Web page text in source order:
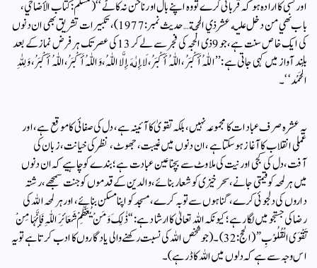
اور کسی کا ارادہ ہو کہ قربانی کرے تو وہ اپنے بال اور ناخن نہ کاٹے‘‘ (مسلم:كتاب الأضاحي،
باب نهي من دخل عليه عشر ذي الحجة…حدیث نمبر: 1977)،تکبیرات تشریق بھی ان دنوں
کی ایک خاص سنت ہے، جو 9 ذی الحجہ کی فجر سے لے کر 13 کی عصر تک ہر فرض نماز کے بعد
بلند آواز میں کہی جاتی ہے: ’’اللّٰہُ أَكْبَرُ، اللّٰہُ أَكْبَرُ، لَا إِلٰهَ إِلَّا اللّٰہُ، وَاللّٰہُ أَكْبَرُ، اللّٰہُ أَكْبَرُ، وَلِلّٰہِ
الْحَمْد‘‘۔
یہ عشرہ صرف عبادات کا مجموعہ نہیں، بلکہ تقویٰ کا آئینہ ہے، دل کی صفائی کا موقع ہے، اور
عملی انقلاب کا آغاز ہوسکتاہے، ان دنوں میں غیبت، جھوٹ، نظر کی خیانت، زبان کی
آفت، دل کی کجی اور نیت کی ملاوٹ سے بچنا عین عبادت ہے؛بندے کو چاہیے کہ ان دنوں
میں ہر لمحہ کو قیمتی جانے، سحر خیزی کو شعار بنائے، والدین کے قدموں کو جنت سمجھے، رشتہ
داروں کی دلجوئی کرے، گناہوں سے توبہ کرے، مسجد کو اپنا مسکن بنائے، اور ہر لمحہ اللہ کی
رضا کی جستجو میں لگا رہے؛ کیونکہ اللہ تعالیٰ کا ارشاد ہے: “ذٰلِکَ وَمَنْ یُعَظِّمْ شَعَائِرَ اللّٰہِ فَإِنَّہَا مِنْ
تَقْوَی الْقُلُوْبِ” (الحج: 32)۔(جو شخص اللہ کی نسبت رکھنے والی یادگاروں کا ادب کرتا ہے تو یہ
اس وجہ سے ہے کہ دلوں میں اللہ کا ڈر ہے)۔